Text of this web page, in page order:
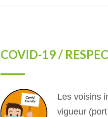
COVID-19 /
Les voisins
vigueur